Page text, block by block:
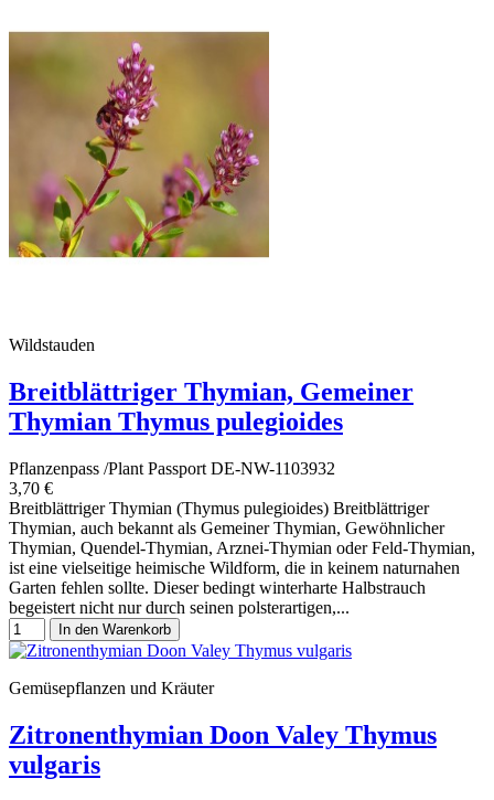
Wildstauden
Breitblättriger Thymian, Gemeiner
Thymian Thymus pulegioides
Pflanzenpass /Plant Passport DE-NW-1103932
3,70 €
Breitblättriger Thymian (Thymus pulegioides) Breitblättriger
Thymian, auch bekannt als Gemeiner Thymian, Gewöhnlicher
Thymian, Quendel-Thymian, Arznei-Thymian oder Feld-Thymian,
ist eine vielseitige heimische Wildform, die in keinem naturnahen
Garten fehlen sollte. Dieser bedingt winterharte Halbstrauch
begeistert nicht nur durch seinen polsterartigen,...
In den Warenkorb
Gemüsepflanzen und Kräuter
Zitronenthymian Doon Valey Thymus
vulgaris